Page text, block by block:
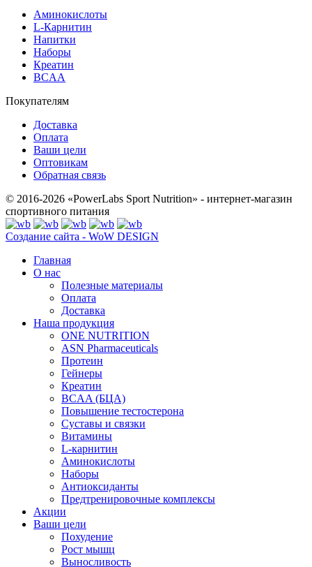
Аминокислоты
L-Карнитин
Напитки
Наборы
Креатин
BCAA
Покупателям
Доставка
Оплата
Ваши цели
Оптовикам
Обратная связь
© 2016-2026 «PowerLabs Sport Nutrition» - интернет-магазин
спортивного питания
Создание сайта - WoW DESIGN
Главная
О нас
Полезные материалы
Оплата
Доставка
Наша продукция
ONE NUTRITION
ASN Pharmaceuticals
Протеин
Гейнеры
Креатин
BCAA (БЦА)
Повышение тестостерона
Суставы и связки
Витамины
L-карнитин
Аминокислоты
Наборы
Антиоксиданты
Предтренировочные комплексы
Акции
Ваши цели
Похудение
Рост мышц
Выносливость